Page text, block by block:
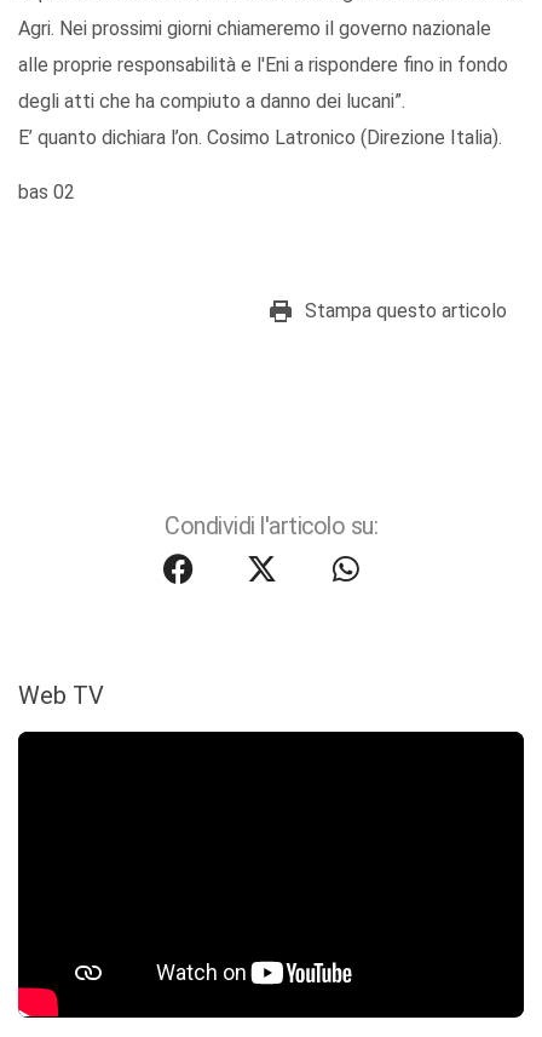
Agri. Nei prossimi giorni chiameremo il governo nazionale
alle proprie responsabilità e l'Eni a rispondere fino in fondo
degli atti che ha compiuto a danno dei lucani”.
E’ quanto dichiara l’on. Cosimo Latronico (Direzione Italia).
bas 02
Stampa questo articolo
Condividi l'articolo su:
Web TV